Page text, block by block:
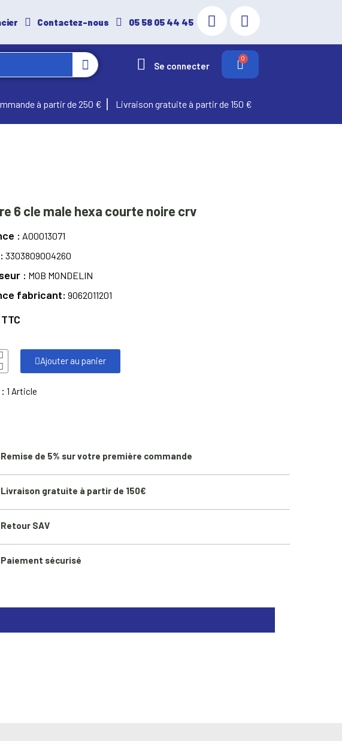
Contactez-nous 05 58 05 44 45
Se connecter
à partir de 250 € Livraison gratuite à partir de 150 €
6 cle male hexa courte noire crv
A00013071
3303809004260
MOB MONDELIN
fabricant 9062011201
TTC
Ajouter au panier
1 Article
Remise de 5% sur votre première commande
Livraison gratuite à partir de 150€
Retour SAV
Paiement sécurisé